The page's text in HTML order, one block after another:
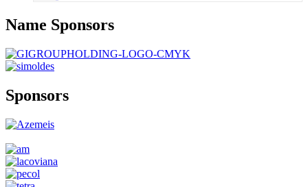
Name Sponsors
Sponsors